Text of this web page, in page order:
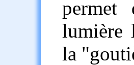
permet
lumière
la